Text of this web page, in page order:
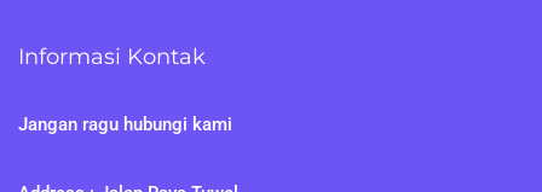
Informasi Kontak
Jangan ragu hubungi kami